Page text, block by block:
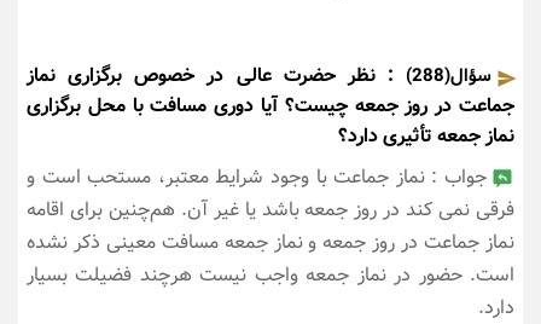
سؤال(288)
: نظر حضرت عالی در خصوص برگزاری نماز
جماعت در روز جمعه چیست؟ آیا دوری مسافت با محل برگزاری
نماز جمعه تأثیری دارد؟
جواب : نماز جماعت با وجود شرایط معتبر، مستحب است و
فرقی نمی کند در روز جمعه باشد یا غیر آن. هم‌چنین برای اقامه
نماز جماعت در روز جمعه و نماز جمعه مسافت معینی ذکر نشده
است. حضور در نماز جمعه واجب نیست هرچند فضیلت بسیار
دارد.